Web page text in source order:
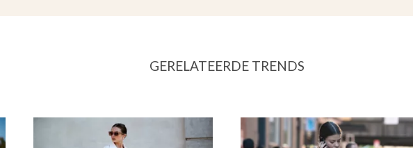
GERELATEERDE TRENDS